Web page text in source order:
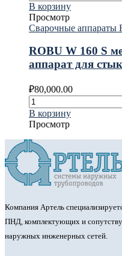
В корзину
Просмотр
Сварочные аппараты
ROBU W 160 S
аппарат для
₽80,000.00
В корзину
Просмотр
Компания Артель
ПНД, комплектующих и
наружных инженерных сетей.